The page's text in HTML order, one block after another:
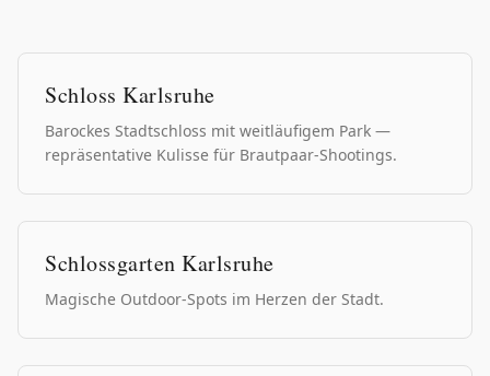
Schloss Karlsruhe
Barockes Stadtschloss mit weitläufigem Park —
repräsentative Kulisse für Brautpaar-Shootings.
Schlossgarten Karlsruhe
Magische Outdoor-Spots im Herzen der Stadt.